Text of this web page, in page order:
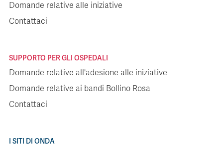
Domande relative alle iniziative
Contattaci
SUPPORTO PER GLI OSPEDALI
Domande relative all'adesione alle iniziative
Domande relative ai bandi Bollino Rosa
Contattaci
I SITI DI ONDA